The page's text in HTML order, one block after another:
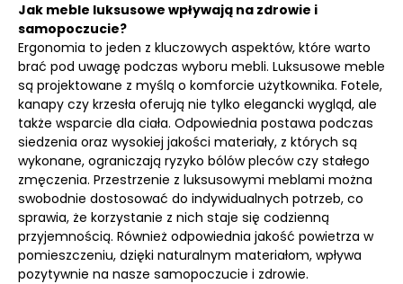
Jak meble luksusowe wpływają na zdrowie i
samopoczucie?
Ergonomia to jeden z kluczowych aspektów, które warto
brać pod uwagę podczas wyboru mebli. Luksusowe meble
są projektowane z myślą o komforcie użytkownika. Fotele,
kanapy czy krzesła oferują nie tylko elegancki wygląd, ale
także wsparcie dla ciała. Odpowiednia postawa podczas
siedzenia oraz wysokiej jakości materiały, z których są
wykonane, ograniczają ryzyko bólów pleców czy stałego
zmęczenia. Przestrzenie z luksusowymi meblami można
swobodnie dostosować do indywidualnych potrzeb, co
sprawia, że korzystanie z nich staje się codzienną
przyjemnością. Również odpowiednia jakość powietrza w
pomieszczeniu, dzięki naturalnym materiałom, wpływa
pozytywnie na nasze samopoczucie i zdrowie.